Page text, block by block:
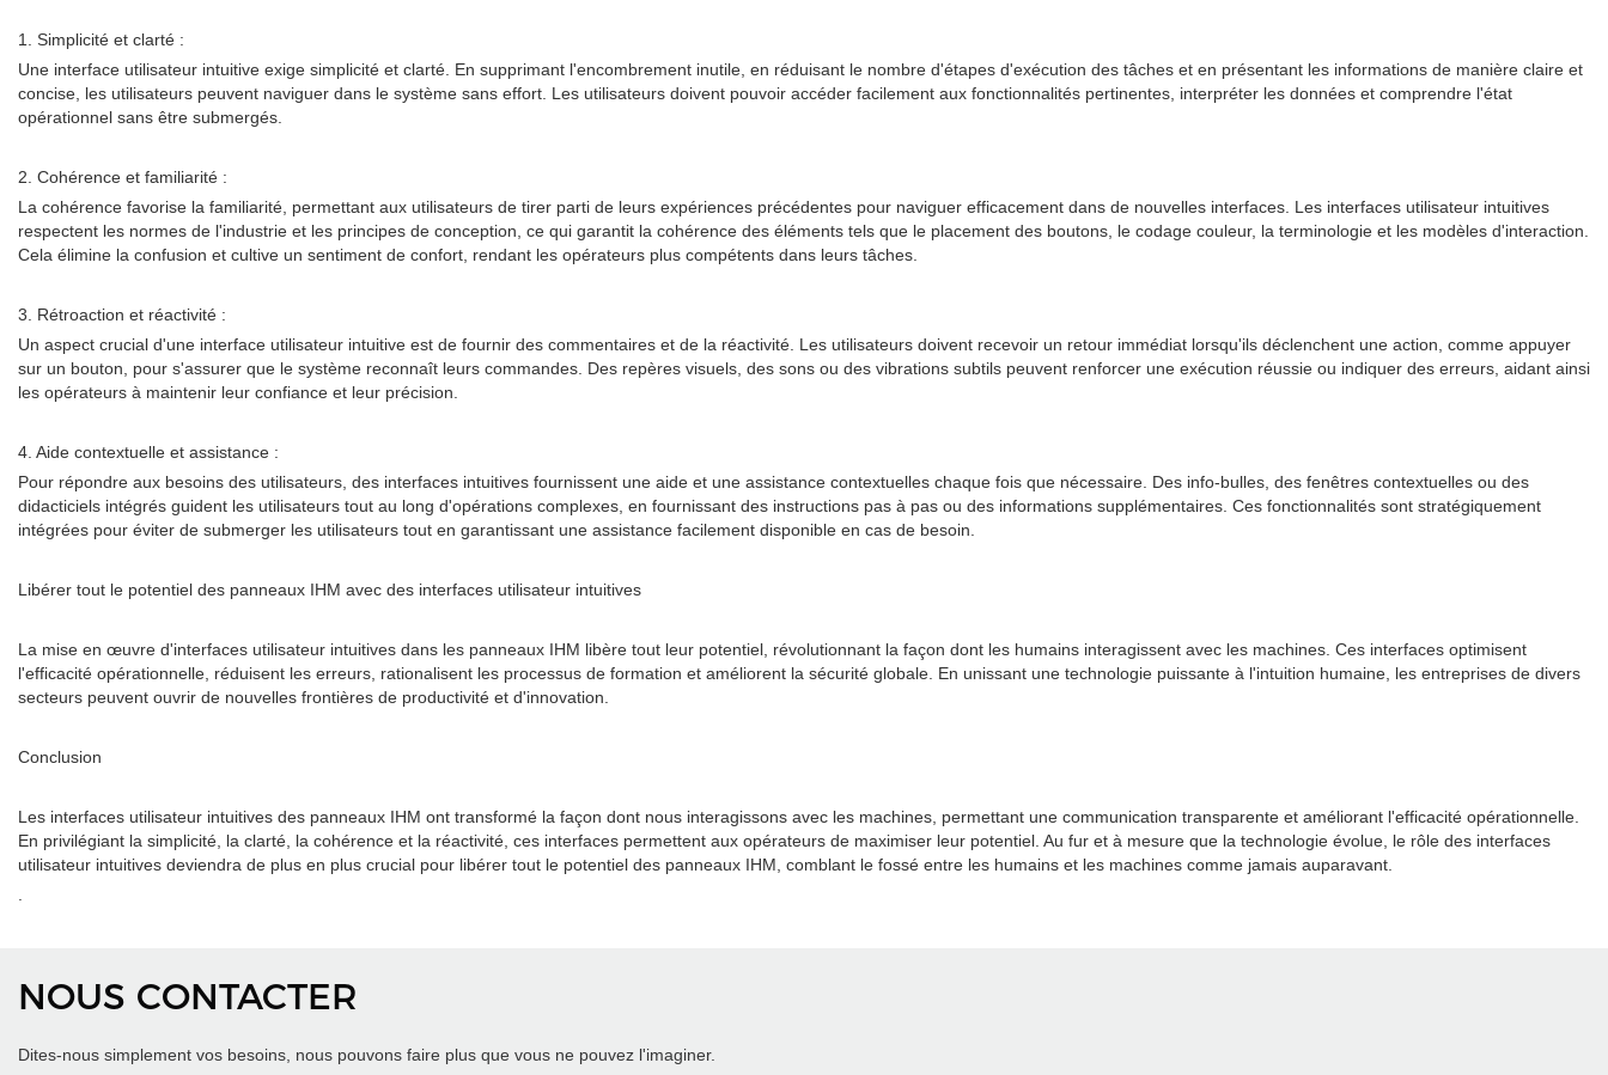
1. Simplicité et clarté :
Une interface utilisateur intuitive exige simplicité et clarté. En supprimant l'encombrement inutile, en réduisant le nombre d'étapes d'exécution des tâches et en présentant les informations de manière claire et
concise, les utilisateurs peuvent naviguer dans le système sans effort. Les utilisateurs doivent pouvoir accéder facilement aux fonctionnalités pertinentes, interpréter les données et comprendre l'état
opérationnel sans être submergés.
2. Cohérence et familiarité :
La cohérence favorise la familiarité, permettant aux utilisateurs de tirer parti de leurs expériences précédentes pour naviguer efficacement dans de nouvelles interfaces. Les interfaces utilisateur intuitives
respectent les normes de l'industrie et les principes de conception, ce qui garantit la cohérence des éléments tels que le placement des boutons, le codage couleur, la terminologie et les modèles d'interaction.
Cela élimine la confusion et cultive un sentiment de confort, rendant les opérateurs plus compétents dans leurs tâches.
3. Rétroaction et réactivité :
Un aspect crucial d'une interface utilisateur intuitive est de fournir des commentaires et de la réactivité. Les utilisateurs doivent recevoir un retour immédiat lorsqu'ils déclenchent une action, comme appuyer
sur un bouton, pour s'assurer que le système reconnaît leurs commandes. Des repères visuels, des sons ou des vibrations subtils peuvent renforcer une exécution réussie ou indiquer des erreurs, aidant ainsi
les opérateurs à maintenir leur confiance et leur précision.
4. Aide contextuelle et assistance :
Pour répondre aux besoins des utilisateurs, des interfaces intuitives fournissent une aide et une assistance contextuelles chaque fois que nécessaire. Des info-bulles, des fenêtres contextuelles ou des
didacticiels intégrés guident les utilisateurs tout au long d'opérations complexes, en fournissant des instructions pas à pas ou des informations supplémentaires. Ces fonctionnalités sont stratégiquement
intégrées pour éviter de submerger les utilisateurs tout en garantissant une assistance facilement disponible en cas de besoin.
Libérer tout le potentiel des panneaux IHM avec des interfaces utilisateur intuitives
La mise en œuvre d'interfaces utilisateur intuitives dans les panneaux IHM libère tout leur potentiel, révolutionnant la façon dont les humains interagissent avec les machines. Ces interfaces optimisent
l'efficacité opérationnelle, réduisent les erreurs, rationalisent les processus de formation et améliorent la sécurité globale. En unissant une technologie puissante à l'intuition humaine, les entreprises de divers
secteurs peuvent ouvrir de nouvelles frontières de productivité et d'innovation.
Conclusion
Les interfaces utilisateur intuitives des panneaux IHM ont transformé la façon dont nous interagissons avec les machines, permettant une communication transparente et améliorant l'efficacité opérationnelle.
En privilégiant la simplicité, la clarté, la cohérence et la réactivité, ces interfaces permettent aux opérateurs de maximiser leur potentiel. Au fur et à mesure que la technologie évolue, le rôle des interfaces
utilisateur intuitives deviendra de plus en plus crucial pour libérer tout le potentiel des panneaux IHM, comblant le fossé entre les humains et les machines comme jamais auparavant.
.
NOUS CONTACTER
Dites-nous simplement vos besoins, nous pouvons faire plus que vous ne pouvez l'imaginer.